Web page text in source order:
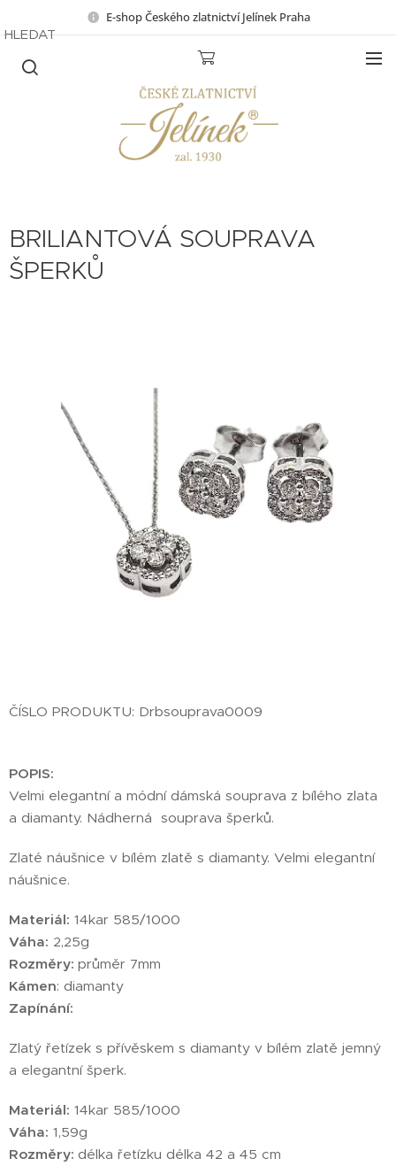
E-shop Českého zlatnictví Jelínek Praha
HLEDAT
BRILIANTOVÁ SOUPRAVA
ŠPERKŮ
ČÍSLO PRODUKTU: Drbsouprava0009
POPIS:
Velmi elegantní a módní dámská souprava z bílého zlata
a diamanty. Nádherná souprava šperků.
Zlaté náušnice v bílém zlatě s diamanty. Velmi elegantní
náušnice.
Materiál: 14kar 585/1000
Váha: 2,25g
Rozměry: průměr 7mm
Kámen: diamanty
Zapínání:
Zlatý řetízek s přívěskem s diamanty v bílém zlatě jemný
a elegantní šperk.
Materiál: 14kar 585/1000
Váha: 1,59g
Rozměry: délka řetízku délka 42 a 45 cm